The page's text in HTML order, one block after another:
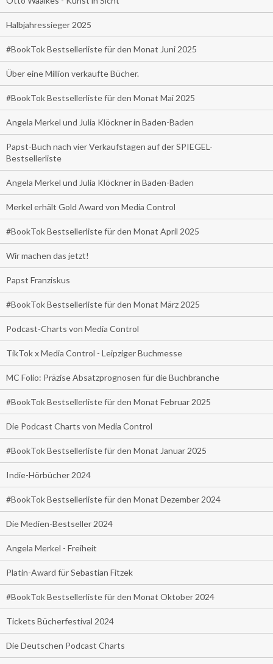
Halbjahressieger 2025
#BookTok Bestsellerliste für den Monat Juni 2025
Über eine Million verkaufte Bücher.
#BookTok Bestsellerliste für den Monat Mai 2025
Angela Merkel und Julia Klöckner in Baden-Baden
Papst-Buch nach vier Verkaufstagen auf der SPIEGEL-
Bestsellerliste
Angela Merkel und Julia Klöckner in Baden-Baden
Merkel erhält Gold Award von Media Control
#BookTok Bestsellerliste für den Monat April 2025
Wir machen das jetzt!
Papst Franziskus
#BookTok Bestsellerliste für den Monat März 2025
Podcast-Charts von Media Control
TikTok x Media Control - Leipziger Buchmesse
MC Folio: Präzise Absatzprognosen für die Buchbranche
#BookTok Bestsellerliste für den Monat Februar 2025
Die Podcast Charts von Media Control
#BookTok Bestsellerliste für den Monat Januar 2025
Indie-Hörbücher 2024
#BookTok Bestsellerliste für den Monat Dezember 2024
Die Medien-Bestseller 2024
Angela Merkel - Freiheit
Platin-Award für Sebastian Fitzek
#BookTok Bestsellerliste für den Monat Oktober 2024
Tickets Bücherfestival 2024
Die Deutschen Podcast Charts